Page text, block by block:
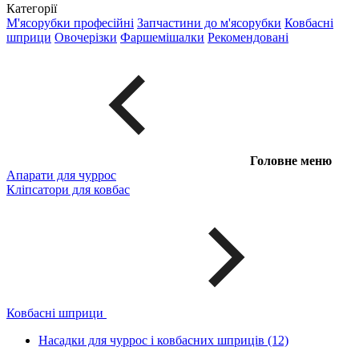
Категорії
М'ясорубки професійні Запчастини до м'ясорубки Ковбасні
шприци Овочерізки Фаршемішалки Рекомендовані
Головне меню
Апарати для чуррос
Кліпсатори для ковбас
Ковбасні шприци
Насадки для чуррос і ковбасних шприців (12)